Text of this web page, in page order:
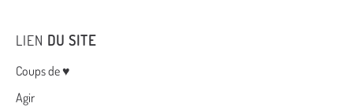
LIEN DU SITE
Menu
Coups de ♥
Agir